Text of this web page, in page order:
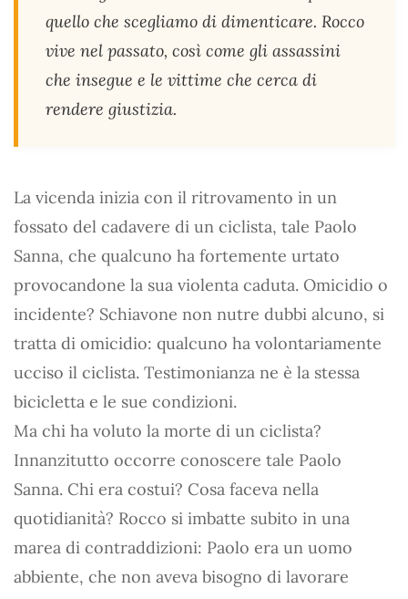
quello che scegliamo di dimenticare. Rocco
vive nel passato, così come gli assassini
che insegue e le vittime che cerca di
rendere giustizia.
La vicenda inizia con il ritrovamento in un
fossato del cadavere di un ciclista, tale Paolo
Sanna, che qualcuno ha fortemente urtato
provocandone la sua violenta caduta. Omicidio o
incidente? Schiavone non nutre dubbi alcuno, si
tratta di omicidio: qualcuno ha volontariamente
ucciso il ciclista. Testimonianza ne è la stessa
bicicletta e le sue condizioni.
Ma chi ha voluto la morte di un ciclista?
Innanzitutto occorre conoscere tale Paolo
Sanna. Chi era costui? Cosa faceva nella
quotidianità? Rocco si imbatte subito in una
marea di contraddizioni: Paolo era un uomo
abbiente, che non aveva bisogno di lavorare